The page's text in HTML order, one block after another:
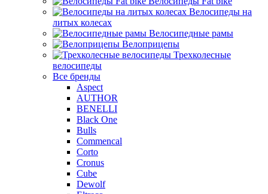
Велосипеды на
литых колесах
Велосипедные рамы
Велоприцепы
Трехколесные
велосипеды
Все бренды
Aspect
AUTHOR
BENELLI
Black One
Bulls
Commencal
Corto
Cronus
Cube
Dewolf